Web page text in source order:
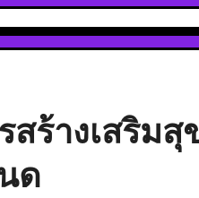
ร้างเสริมสุ
ด